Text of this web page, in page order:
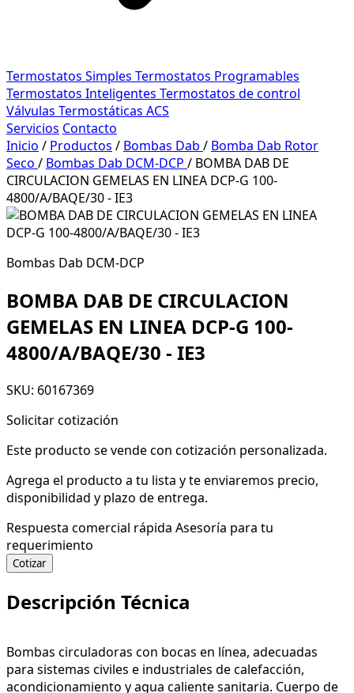
Termostatos Simples Termostatos Programables
Termostatos Inteligentes Termostatos de control
Válvulas Termostáticas ACS
Servicios Contacto
Inicio / Productos / Bombas Dab / Bomba Dab Rotor
Seco / Bombas Dab DCM-DCP / BOMBA DAB DE
CIRCULACION GEMELAS EN LINEA DCP-G 100-
4800/A/BAQE/30 - IE3
Bombas Dab DCM-DCP
BOMBA DAB DE CIRCULACION
GEMELAS EN LINEA DCP-G 100-
4800/A/BAQE/30 - IE3
SKU: 60167369
Solicitar cotización
Este producto se vende con cotización personalizada.
Agrega el producto a tu lista y te enviaremos precio,
disponibilidad y plazo de entrega.
Respuesta comercial rápida Asesoría para tu
requerimiento
Cotizar
Descripción Técnica
Bombas circuladoras con bocas en línea, adecuadas
para sistemas civiles e industriales de calefacción,
acondicionamiento y agua caliente sanitaria. Cuerpo de